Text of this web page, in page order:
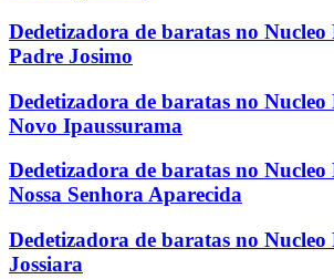
Dedetizadora de baratas no Nucleo
Padre Josimo
Dedetizadora de baratas no Nucleo
Novo Ipaussurama
Dedetizadora de baratas no Nucleo
Nossa Senhora Aparecida
Dedetizadora de baratas no Nucleo
Jossiara